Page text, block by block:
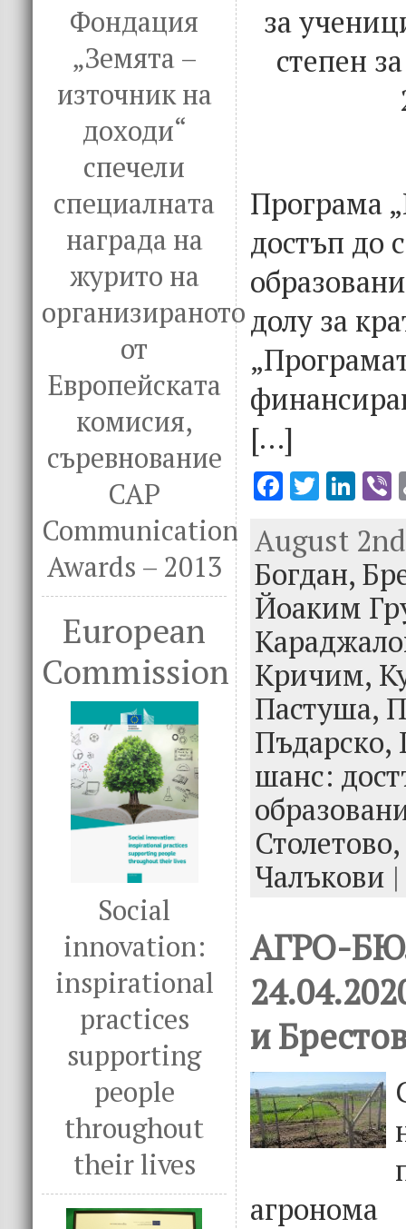
Фондация
„Земята –
източник на
доходи“
спечели
специалната
награда на
журито на
организираното
от
Европейската
комисия,
съревнование
CAP
Communication
Awards – 2013
European
Commission
Social
innovation:
inspirational
practices
supporting
people
throughout
their lives
за
степен
Програма
достъп до
долу за
[…]
F
e
b
o
o
k
T
it
te
r
Li
k
e
dI
n
August
Богдан,
Йоаким
Кричим,
Пастуша,
Пъдарско,
шанс:
Столетово,
Чалъкови |
АГРО-
и
агронома